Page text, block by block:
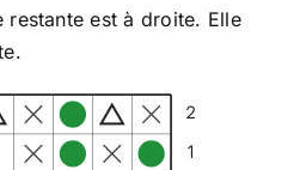
restante est à droite. Elle